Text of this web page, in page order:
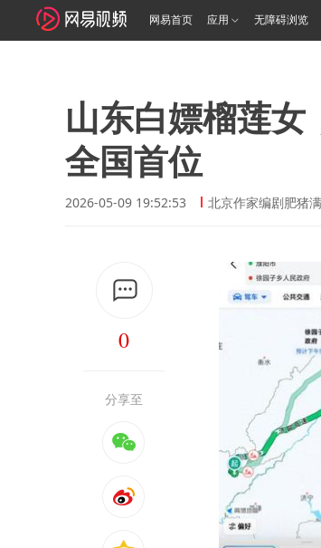
网易首页 应用 无障碍浏览
山东白嫖榴莲
全国首位
2026-05-09 19:52:53 北京作家编剧肥猪
0
分享至